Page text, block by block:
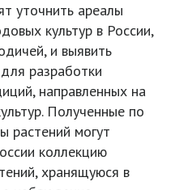
уточнить ареалы
культур в России,
и выявить
разработки
направленных на
Полученные по
растений могут
коллекцию
хранящуюся в